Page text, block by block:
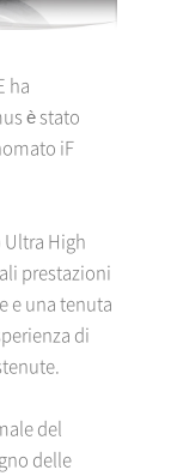
ha
è stato
iF
Ultra High
prestazioni
e una tenuta
di
del
delle